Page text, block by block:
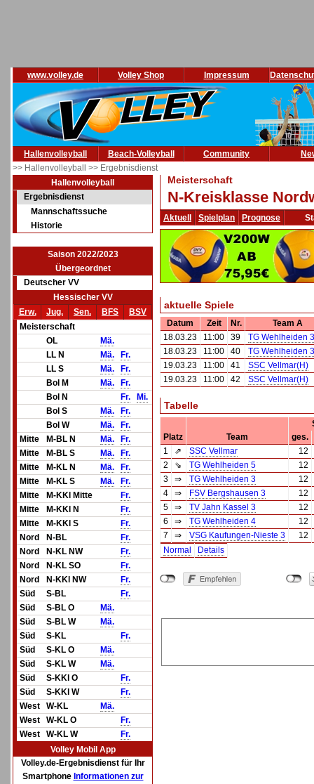
www.volley.de Volley Shop Impressum
Hallenvolleyball Beach-Volleyball Community
>> Hallenvolleyball >> Ergebnisdienst
Hallenvolleyball
Ergebnisdienst
Mannschaftssuche
Historie
Saison 2022/2023
Übergeordnet
Deutscher VV
Hessischer VV
Erw.
Jug. Sen. BFS
BSV
Meisterschaft
OL
Mä.
LL N
Mä.
Fr.
LL S
Mä.
Fr.
Bol M
Mä.
Fr.
Bol N
Fr.
Mi.
Bol S
Mä.
Fr.
Bol W
Mä.
Fr.
Mitte
M-BL N Mä.
Fr.
Mitte
M-BL S Mä.
Fr.
Mitte
M-KL N Mä.
Fr.
Mitte
M-KL S Mä.
Fr.
Mitte
M-KKl Mitte
Fr.
Mitte
M-KKl N
Fr.
Mitte
M-KKl S
Fr.
Nord
N-BL
Fr.
Nord
N-KL NW
Fr.
Nord
N-KL SO
Fr.
Nord
N-KKl NW
Fr.
Süd
S-BL
Fr.
Süd
S-BL O
Mä.
Süd
S-BL W
Mä.
Süd
S-KL
Fr.
Süd
S-KL O
Mä.
Süd
S-KL W
Mä.
Süd
S-KKl O
Fr.
Süd
S-KKl W
Fr.
West
W-KL
Mä.
West
W-KL O
Fr.
West
W-KL W
Fr.
Volley Mobil App
Volley.de-Ergebnisdienst für Ihr
Smartphone Informationen zur
Meisterschaft
N-Kreisklasse
Aktuell Spielplan Prognose
aktuelle Spiele
Datum Zeit Nr.
Team A
18.03.23
11:00 39
TG Wehlheiden
18.03.23
11:00 40
TG Wehlheiden
19.03.23
11:00 41
SSC Vellmar(H)
19.03.23
11:00 42 SSC Vellmar(H)
Tabelle
Platz
Team
ges.
1
⇗ SSC Vellmar
12
2
⇘ TG Wehlheiden 5
12
3
⇒ TG Wehlheiden 3
12
4
⇒ FSV Bergshausen 3
12
5
⇒ TV Jahn Kassel 3
12
6
⇒ TG Wehlheiden 4
12
7
⇒ VSG Kaufungen-Nieste 3
12
Normal
Details